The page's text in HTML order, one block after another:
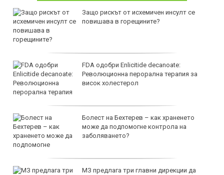
Защо рискът от исхемичен инсулт се
повишава в горещините?
FDA одобри Еnlicitide decanoate:
Революционна перорална терапия за
висок холестерол
Болест на Бехтерев – как храненето
може да подпомогне контрола на
заболяването?
МЗ предлага три главни дирекции да